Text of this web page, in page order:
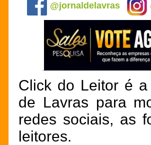
@jornaldelavras
Click do Leitor é
de Lavras para
redes sociais, as
leitores.